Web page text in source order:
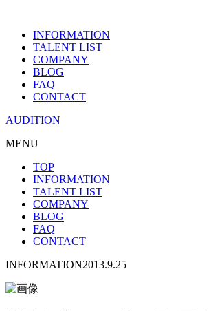
INFORMATION
TALENT LIST
COMPANY
BLOG
FAQ
CONTACT
AUDITION
MENU
TOP
INFORMATION
TALENT LIST
COMPANY
BLOG
FAQ
CONTACT
INFORMATION2013.9.25